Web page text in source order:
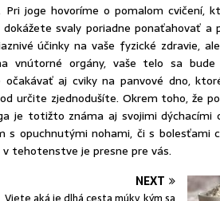
joge hovoríme o pomalom cvičení,
svaly poriadne ponaťahovať a
účinky na vaše fyzické zdravie,
vnútorné orgány, vaše telo sa bude
aj cviky na panvové dno,
určite zjednodušíte. Okrem toho, že
je totižto známa aj svojimi dýchacími
opuchnutými nohami, či s bolesťami
tehotenstve je presne pre vás.
NEXT